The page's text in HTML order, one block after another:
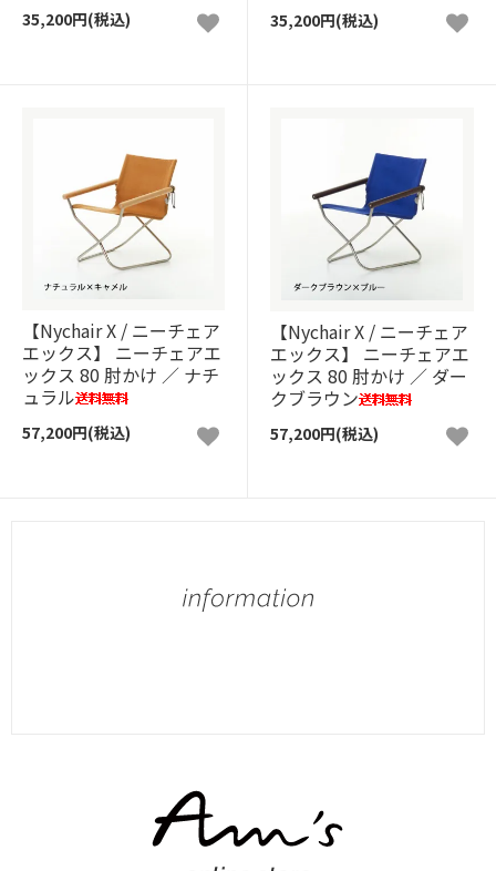
35,200円(税込) 35,200円(税込)
【Nychair X / ニーチェア
エックス】 ニーチェアエ
ックス 80 肘かけ ／ ナチ
ュラル
57,200円(税込)
【Nychair X / ニーチェア
エックス】 ニーチェアエ
ックス 80 肘かけ ／ ダー
クブラウン
57,200円(税込)